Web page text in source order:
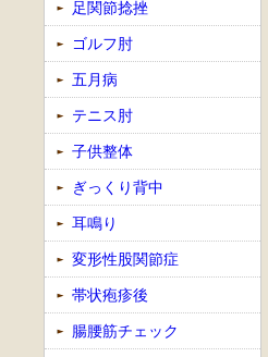
足関節捻挫
ゴルフ肘
五月病
テニス肘
子供整体
ぎっくり背中
耳鳴り
変形性股関節症
帯状疱疹後
腸腰筋チェック